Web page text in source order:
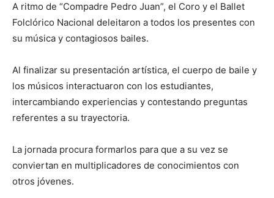
A ritmo de “Compadre Pedro Juan”, el Coro y el Ballet
Folclórico Nacional deleitaron a todos los presentes con
su música y contagiosos bailes.
Al finalizar su presentación artística, el cuerpo de baile y
los músicos interactuaron con los estudiantes,
intercambiando experiencias y contestando preguntas
referentes a su trayectoria.
La jornada procura formarlos para que a su vez se
conviertan en multiplicadores de conocimientos con
otros jóvenes.